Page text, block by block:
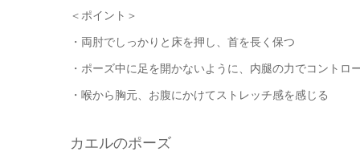
＜ポイント＞
・両肘でしっかりと床を押し、首を長く保つ
・ポーズ中に足を開かないように、内腿の力でコントロ
・喉から胸元、お腹にかけてストレッチ感を感じる
カエルのポーズ